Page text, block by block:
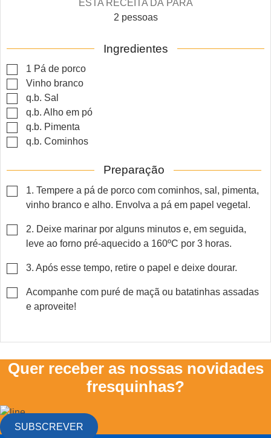
ESTA RECEITA DÁ PARA
2 pessoas
Ingredientes
▢
1 Pá de porco
▢
Vinho branco
▢
q.b. Sal
▢
q.b. Alho em pó
▢
q.b. Pimenta
▢
q.b. Cominhos
Preparação
▢
1. Tempere a pá de porco com cominhos, sal, pimenta,
vinho branco e alho. Envolva a pá em papel vegetal.
▢
2. Deixe marinar por alguns minutos e, em seguida,
leve ao forno pré-aquecido a 160ºC por 3 horas.
▢
3. Após esse tempo, retire o papel e deixe dourar.
▢
Acompanhe com puré de maçã ou batatinhas assadas
e aproveite!
Quer receber as nossas novidades
fresquinhas?
SUBSCREVER